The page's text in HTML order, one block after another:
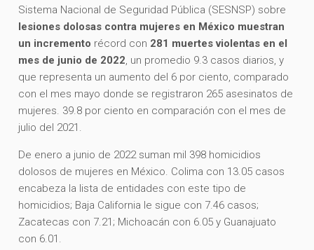
Sistema Nacional de Seguridad Pública (SESNSP) sobre
lesiones dolosas contra mujeres en México muestran
un incremento récord con 281 muertes violentas en el
mes de junio de 2022, un promedio 9.3 casos diarios, y
que representa un aumento del 6 por ciento, comparado
con el mes mayo donde se registraron 265 asesinatos de
mujeres. 39.8 por ciento en comparación con el mes de
julio del 2021.
De enero a junio de 2022 suman mil 398 homicidios
dolosos de mujeres en México. Colima con 13.05 casos
encabeza la lista de entidades con este tipo de
homicidios; Baja California le sigue con 7.46 casos;
Zacatecas con 7.21; Michoacán con 6.05 y Guanajuato
con 6.01.